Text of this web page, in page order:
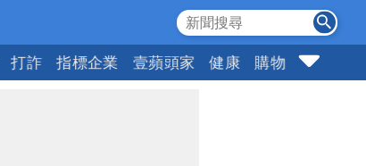
打詐 指標企業 壹蘋頭家 健康 購物 女神